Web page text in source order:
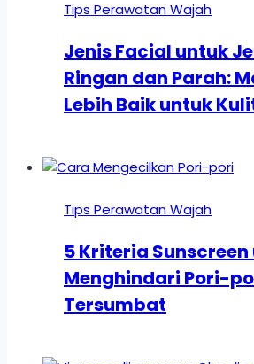
Tips Perawatan Wajah
Jenis Facial untuk
Ringan dan Parah:
Lebih Baik untuk
Tips Perawatan Wajah
5 Kriteria
Menghindari Pori-
Tersumbat